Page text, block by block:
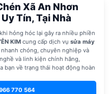
Xã An Nhơn
Tín, Tại Nhà
hỏng hóc lại gây ra nhiều phiền
KIM cung cấp dịch vụ sửa máy
nhanh chóng, chuyên nghiệp và
và linh kiện chính hãng,
bạn về trạng thái hoạt động hoàn
770 564